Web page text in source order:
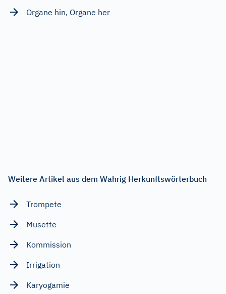
Organe hin, Organe her
Weitere Artikel aus dem Wahrig Herkunftswörterbuch
Trompete
Musette
Kommission
Irrigation
Karyogamie